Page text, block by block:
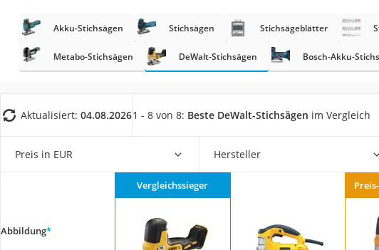
Überwachungskamera
Benzinrasenmäher mit
Winterharte Palmen
Gasdurchlauferhitzer
Akku-Stichsägen Stichsägen Stichsägeblätter
Metabo-Stichsägen DeWalt-Stichsägen Bosch-Akku-
Aktualisiert: 04.08.20261 - 8 von 8: Beste DeWalt-Stichsägen im Vergleich
Preis in EUR Hersteller
Abbildung*
Vergleichssieger